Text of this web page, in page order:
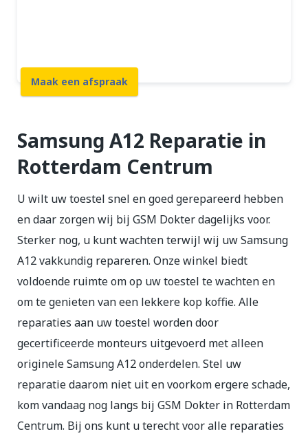
Maak een afspraak
Samsung A12 Reparatie in
Rotterdam Centrum
U wilt uw toestel snel en goed gerepareerd hebben
en daar zorgen wij bij GSM Dokter dagelijks voor.
Sterker nog, u kunt wachten terwijl wij uw Samsung
A12 vakkundig repareren. Onze winkel biedt
voldoende ruimte om op uw toestel te wachten en
om te genieten van een lekkere kop koffie. Alle
reparaties aan uw toestel worden door
gecertificeerde monteurs uitgevoerd met alleen
originele Samsung A12 onderdelen. Stel uw
reparatie daarom niet uit en voorkom ergere schade,
kom vandaag nog langs bij GSM Dokter in Rotterdam
Centrum. Bij ons kunt u terecht voor alle reparaties